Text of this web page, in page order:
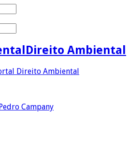
Direito Ambiental
Campany